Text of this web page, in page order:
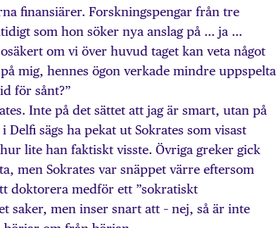
finansiärer. Forskningspengar från tre
som hon söker nya anslag på … ja …
om vi över huvud taget kan veta något
mig, hennes ögon verkade mindre uppspelta
för sånt?”
Inte på det sättet att jag är smart, utan på
sägs ha pekat ut Sokrates som visast
lite han faktiskt visste. Övriga greker gick
men Sokrates var snäppet värre eftersom
doktorera medför ett ”sokratiskt
saker, men inser snart att – nej, så är inte